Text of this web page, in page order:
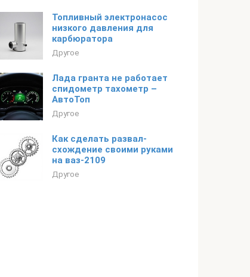
Топливный электронасос
низкого давления для
карбюратора
Другое
Лада гранта не работает
спидометр тахометр –
АвтоТоп
Другое
Как сделать развал-
схождение своими руками
на ваз-2109
Другое